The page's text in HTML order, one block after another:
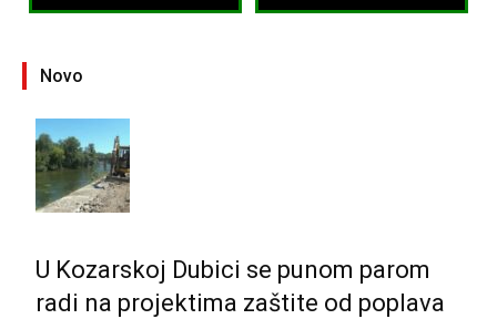
Novo
U Kozarskoj Dubici se punom parom
radi na projektima zaštite od poplava